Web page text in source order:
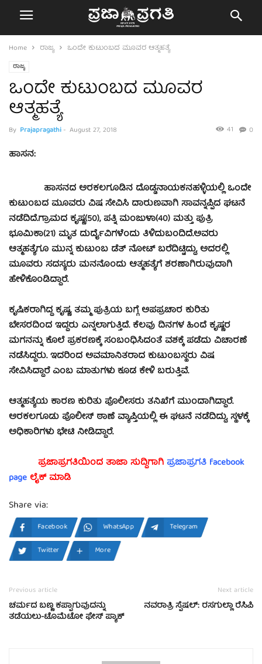
Home ರಾಜ್ಯ ಒಂದೇ ಕುಟುಂಬದ ಮೂವರ ಆತ್ಮಹತ್ಯೆ
ರಾಜ್ಯ
ಒಂದೇ ಕುಟುಂಬದ ಮೂವರ
ಆತ್ಮಹತ್ಯೆ
By Prajapragathi- August 27, 2018 0
41
ಹಾಸನ:
ಹಾಸನದ ಅರಕಲಗೂಡಿನ ದೊಡ್ಡನಾಯಕನಹಳ್ಳಿಯಲ್ಲಿ ಒಂದೇ
ಕುಟುಂಬದ ಮೂವರು ವಿಷ ಸೇವಿಸಿ ದಾರುಣವಾಗಿ ಸಾವನ್ನಪ್ಪಿದ ಘಟನೆ
ನಡೆದಿದೆ.ಗ್ರಾಮದ ಕೃಷ್ಣ(50), ಪತ್ನಿ ಮಂಜುಳಾ(40) ಮತ್ತು ಪುತ್ರಿ
ಭೂಮಿಕಾ(21) ಮೃತ ದುರ್ದೈವಿಗಳೆಂದು ತಿಳಿದುಬಂದಿದೆ.ಅವರು
ಆತ್ಮಹತ್ಯೆಗೂ ಮುನ್ನ ಕುಟುಂಬ ಡೆತ್ ನೋಟ್ ಬರೆದಿಟ್ಟಿದ್ದು, ಅದರಲ್ಲಿ
ಮೂವರು ಸದಸ್ಯರು ಮನನೊಂದು ಆತ್ಮಹತ್ಯೆಗೆ ಶರಣಾಗಿರುವುದಾಗಿ
ಹೇಳಿಕೊಂಡಿದ್ದಾರೆ.
ಕೃಷಿಕರಾಗಿದ್ದ ಕೃಷ್ಣ, ತಮ್ಮ ಪುತ್ರಿಯ ಬಗ್ಗೆ ಅಪಪ್ರಚಾರ ಕುರಿತು
ಬೇಸರದಿಂದ ಇದ್ದರು ಎನ್ನಲಾಗುತ್ತಿದೆ. ಕೆಲವು ದಿನಗಳ ಹಿಂದೆ ಕೃಷ್ಣರ
ಮಗನನ್ನು ಕೊಲೆ ಪ್ರಕರಣಕ್ಕೆ ಸಂಬಂಧಿಸಿದಂತೆ ವಶಕ್ಕೆ ಪಡೆದು ವಿಚಾರಣೆ
ನಡೆಸಿದ್ದರು. ಇದರಿಂದ ಅವಮಾನಿತರಾದ ಕುಟುಂಬಸ್ಥರು ವಿಷ
ಸೇವಿಸಿದ್ದಾರೆ ಎಂಬ ಮಾತುಗಳು ಕೂಡ ಕೇಳಿ ಬರುತ್ತಿವೆ.
ಆತ್ಮಹತ್ಯೆಯ ಕಾರಣ ಕುರಿತು ಪೊಲೀಸರು ತನಿಖೆಗೆ ಮುಂದಾಗಿದ್ದಾರೆ.
ಅರಕಲಗೂಡು ಪೊಲೀಸ್ ಠಾಣೆ ವ್ಯಾಪ್ತಿಯಲ್ಲಿ ಈ ಘಟನೆ ನಡೆದಿದ್ದು, ಸ್ಥಳಕ್ಕೆ
ಅಧಿಕಾರಿಗಳು ಭೇಟಿ ನೀಡಿದ್ದಾರೆ.
ಪ್ರಜಾಪ್ರಗತಿಯಿಂದ ತಾಜಾ ಸುದ್ದಿಗಾಗಿಪ್ರಜಾಪ್ರಗತಿ facebook
page ಲೈಕ್ ಮಾಡಿ
Share via:
Facebook WhatsApp
Telegram
Twitter
More
Previous article
ಚರ್ಮದ ಬಣ್ಣ ಕಪ್ಪಾಗುವುದನ್ನು
ತಡೆಯಲು-ಟೊಮೆಟೋ ಫೇಸ್ ಪ್ಯಾಕ್
Next article
ನವರಾತ್ರಿ ಸ್ಪೆಷಲ್: ರಸಗುಲ್ಲಾ ರೆಸಿಪಿ